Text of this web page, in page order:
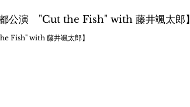
公演 "Cut the Fish" with 藤井颯太郎】
Fish" with 藤井颯太郎】